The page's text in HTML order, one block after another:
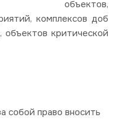
комплексов доб
объектов критической
собой право вносить